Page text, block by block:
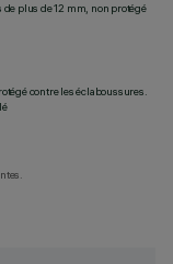
plus de 12 mm, non protégé
contre les éclaboussures.